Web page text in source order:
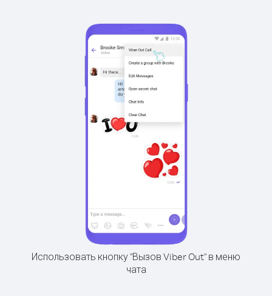
Использовать кнопку "Вызов Viber Out" в меню
чата